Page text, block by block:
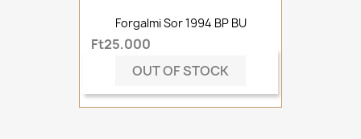
Forgalmi Sor 1994 BP BU
Ft25,000
OUT OF STOCK